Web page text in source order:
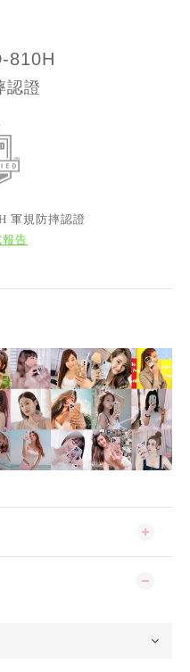
810H
認證
軍規防摔認證
告